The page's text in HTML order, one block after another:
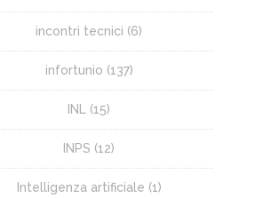
incontri tecnici (6)
infortunio (137)
INL (15)
INPS (12)
Intelligenza artificiale (1)